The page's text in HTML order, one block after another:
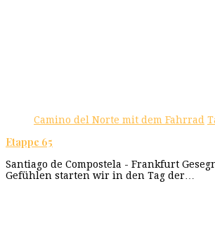
Camino del Norte mit dem Fahrrad
Etappe 65
Santiago de Compostela - Frankfurt
Gefühlen starten wir in den Tag der…